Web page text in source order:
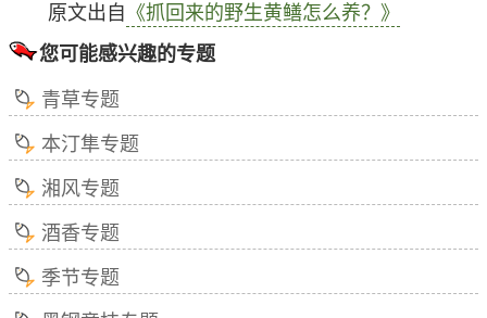
原文出自 《抓回来的野生黄鳝怎么养？》
您可能感兴趣的专题
青草专题
本汀隼专题
湘风专题
酒香专题
季节专题